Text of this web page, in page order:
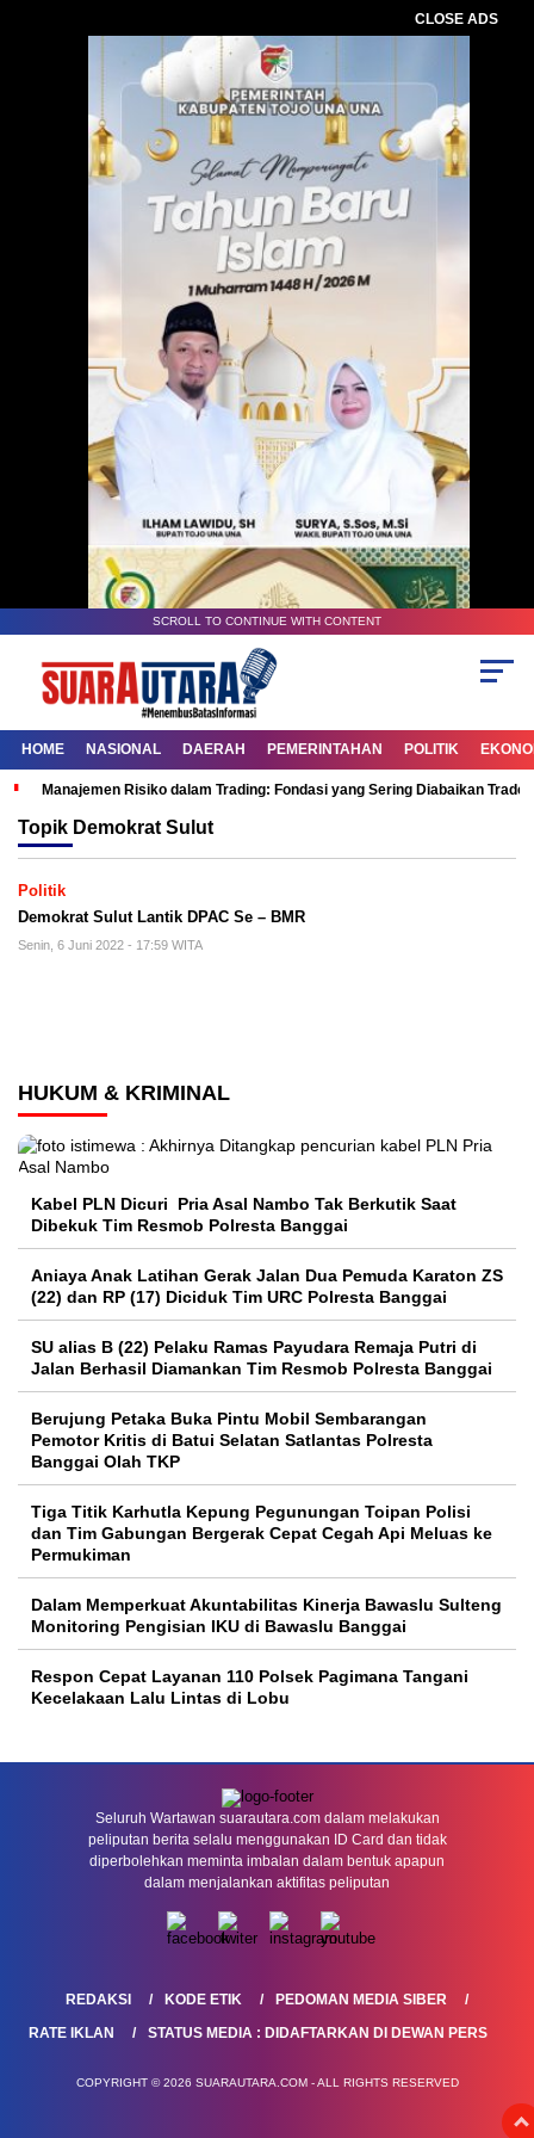
CLOSE ADS
SCROLL TO CONTINUE WITH CONTENT
HOME NASIONAL DAERAH PEMERINTAHAN POLITIK
Manajemen Risiko dalam Trading: Fondasi yang Sering Diabaikan
Topik Demokrat Sulut
Politik
Demokrat Sulut Lantik DPAC Se – BMR
Senin, 6 Juni 2022 - 17:59 WITA
HUKUM & KRIMINAL
Kabel PLN Dicuri Pria Asal Nambo Tak Berkutik Saat
Dibekuk Tim Resmob Polresta Banggai
Aniaya Anak Latihan Gerak Jalan Dua Pemuda Karaton ZS
(22) dan RP (17) Diciduk Tim URC Polresta Banggai
SU alias B (22) Pelaku Ramas Payudara Remaja Putri di
Jalan Berhasil Diamankan Tim Resmob Polresta Banggai
Berujung Petaka Buka Pintu Mobil Sembarangan
Pemotor Kritis di Batui Selatan Satlantas Polresta
Banggai Olah TKP
Tiga Titik Karhutla Kepung Pegunungan Toipan Polisi
dan Tim Gabungan Bergerak Cepat Cegah Api Meluas ke
Permukiman
Dalam Memperkuat Akuntabilitas Kinerja Bawaslu Sulteng
Monitoring Pengisian IKU di Bawaslu Banggai
Respon Cepat Layanan 110 Polsek Pagimana Tangani
Kecelakaan Lalu Lintas di Lobu
Seluruh Wartawan suarautara.com dalam melakukan
peliputan berita selalu menggunakan ID Card dan tidak
diperbolehkan meminta imbalan dalam bentuk apapun
dalam menjalankan aktifitas peliputan
REDAKSI KODE ETIK
PEDOMAN MEDIA SIBER
RATE IKLAN
STATUS MEDIA : DIDAFTARKAN DI DEWAN PERS
COPYRIGHT © 2026 SUARAUTARA.COM - ALL RIGHTS RESERVED